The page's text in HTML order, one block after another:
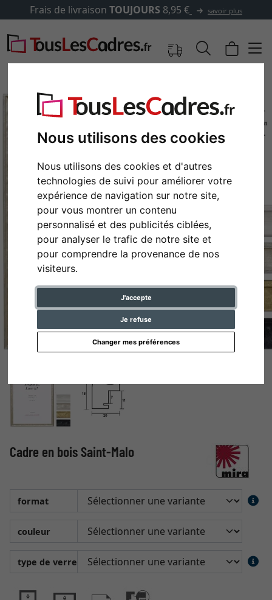
Nous utilisons des cookies
Nous utilisons des cookies et d'autres
technologies de suivi pour améliorer votre
expérience de navigation sur notre site,
pour vous montrer un contenu
personnalisé et des publicités ciblées,
pour analyser le trafic de notre site et
pour comprendre la provenance de nos
visiteurs.
J'accepte
Je refuse
Changer mes préférences
Frais de livraison TOUJOURS 8,95 € savoir plus
Retour
Cadre en bois Saint-Malo
format
couleur
type de verre